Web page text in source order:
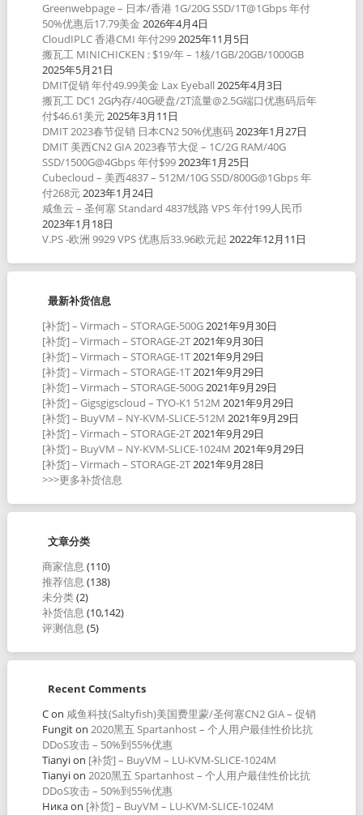
Greenwebpage – 日本/香港 1G/20G SSD/1T@1Gbps 年付
50%优惠后17.79美金 2026年4月4日
CloudIPLC 香港CMI 年付2992025年11月5日
搬瓦工 MINICHICKEN : $19/年 – 1核/1GB/20GB/1000GB
2025年5月21日
DMIT促销 年付49.99美金 Lax Eyeball 2025年4月3日
搬瓦工 DC1 2G内存/40G硬盘/2T流量@2.5G端口优惠码后年
付$46.61美元2025年3月11日
DMIT 2023春节促销 日本CN2 50%优惠码2023年1月27日
DMIT 美西CN2 GIA 2023春节大促 – 1C/2G RAM/40G
SSD/1500G@4Gbps 年付$992023年1月25日
Cubecloud – 美西4837 – 512M/10G SSD/800G@1Gbps 年
付268元2023年1月24日
咸鱼云 – 圣何塞 Standard 4837线路 VPS 年付199人民币
2023年1月18日
V.PS -欧洲 9929 VPS 优惠后33.96欧元起 2022年12月11日
最新补货信息
[补货] – Virmach – STORAGE-500G2021年9月30日
[补货] – Virmach – STORAGE-2T2021年9月30日
[补货] – Virmach – STORAGE-1T2021年9月29日
[补货] – Virmach – STORAGE-1T2021年9月29日
[补货] – Virmach – STORAGE-500G2021年9月29日
[补货] – Gigsgigscloud – TYO-K1 512M 2021年9月29日
[补货] – BuyVM – NY-KVM-SLICE-512M 2021年9月29日
[补货] – Virmach – STORAGE-2T2021年9月29日
[补货] – BuyVM – NY-KVM-SLICE-1024M 2021年9月29日
[补货] – Virmach – STORAGE-2T2021年9月28日
>>>更多补货信息
文章分类
商家信息 (110)
推荐信息 (138)
未分类(2)
补货信息 (10,142)
评测信息 (5)
Recent Comments
Con 咸鱼科技(Saltyfish)美国费里蒙/圣何塞CN2 GIA – 促销
Fungiton 2020黑五 Spartanhost – 个人用户最佳性价比抗
DDoS攻击 – 50%到55%优惠
Tianyion [补货] – BuyVM – LU-KVM-SLICE-1024M
Tianyion 2020黑五 Spartanhost – 个人用户最佳性价比抗
DDoS攻击 – 50%到55%优惠
Никаon [补货] – BuyVM – LU-KVM-SLICE-1024M